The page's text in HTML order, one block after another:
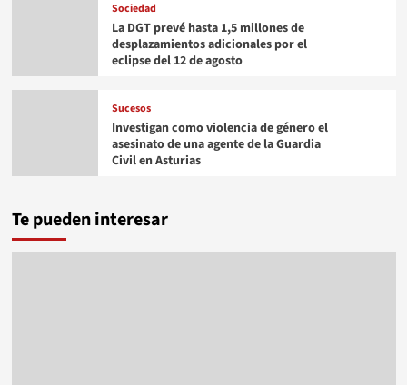
Sociedad
La DGT prevé hasta 1,5 millones de
desplazamientos adicionales por el
eclipse del 12 de agosto
Sucesos
Investigan como violencia de género el
asesinato de una agente de la Guardia
Civil en Asturias
Te pueden interesar